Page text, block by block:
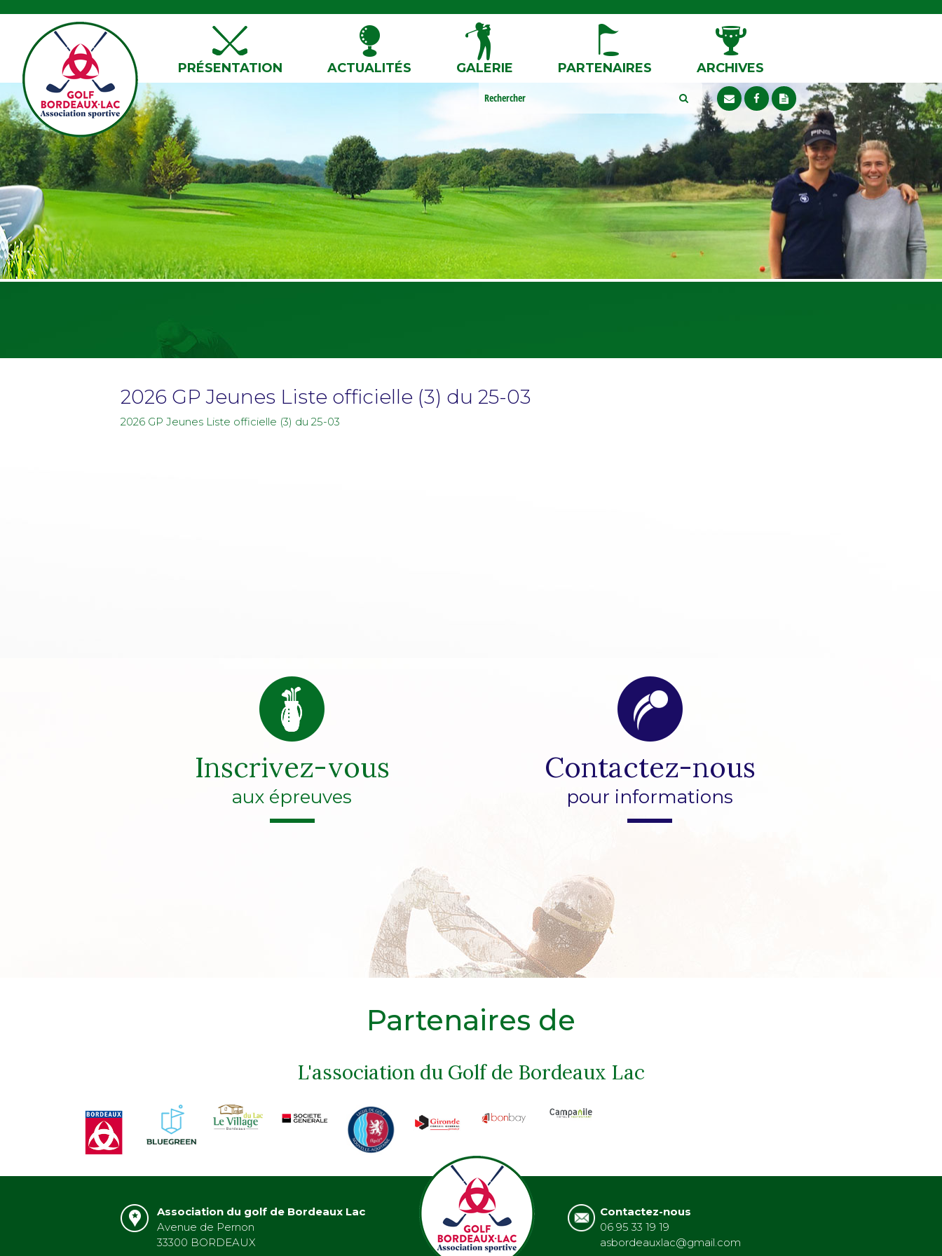
PRÉSENTATION ACTUALITÉS GALERIE PARTENAIRES ARCHIVES
2026 GP Jeunes Liste officielle (3) du 25-03
2026 GP Jeunes Liste officielle (3) du 25-03
Inscrivez-vous
aux épreuves
Contactez-nous
pour informations
Partenaires de
L'association du Golf de Bordeaux Lac
Association du golf de Bordeaux Lac
Avenue de Pernon
33300 BORDEAUX
Contactez-nous
06 95 33 19 19
asbordeauxlac@gmail.com